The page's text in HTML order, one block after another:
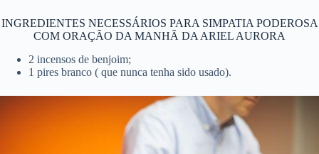
INGREDIENTES NECESSÁRIOS PARA SIMPATIA PODEROSA
COM ORAÇÃO DA MANHÃ DA ARIEL AURORA
2 incensos de benjoim;
1 pires branco ( que nunca tenha sido usado).